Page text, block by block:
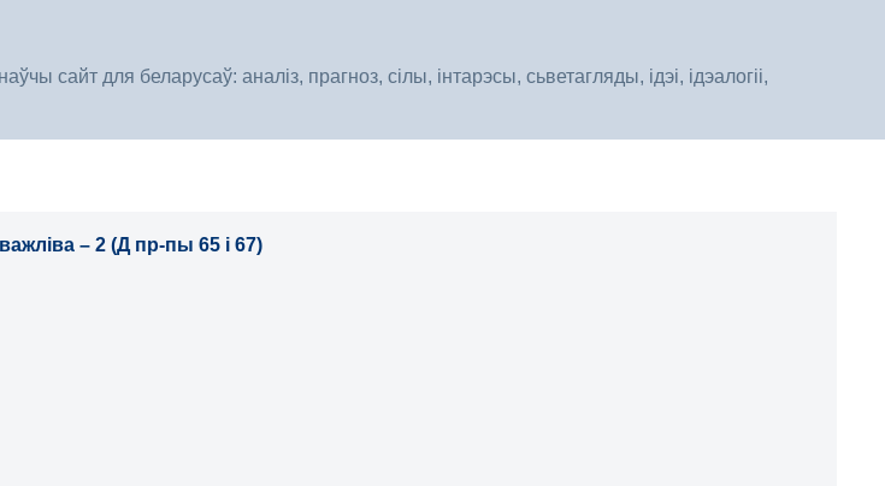
сайт для беларусаў: аналіз, прагноз, сілы, інтарэсы, сьветагляды, ідэі, ідэалогіі,
– 2 (Д пр-пы 65 і 67)